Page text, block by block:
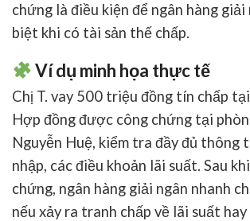
chứng là điều kiện để ngân hàng giải
biệt khi có tài sản thế chấp.
Ví dụ minh họa thực tế
Chị T. vay 500 triệu đồng tín chấp
Hợp đồng được công chứng tại
Nguyễn Huệ, kiểm tra đầy đủ thông
nhập, các điều khoản lãi suất. Sau
chứng, ngân hàng giải ngân nhanh
nếu xảy ra tranh chấp về lãi suất